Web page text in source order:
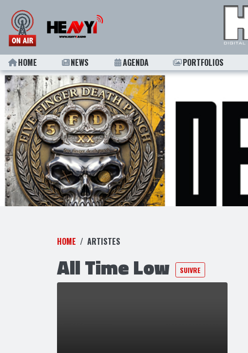
HOME NEWS AGENDA PORTFOLIOS
HOME ARTISTES
All Time Low SUIVRE